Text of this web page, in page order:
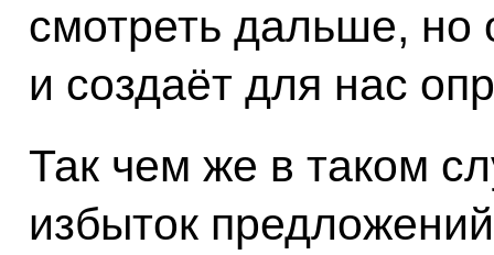
смотреть дальше, но
и создаёт для нас
Так чем же в таком
избыток